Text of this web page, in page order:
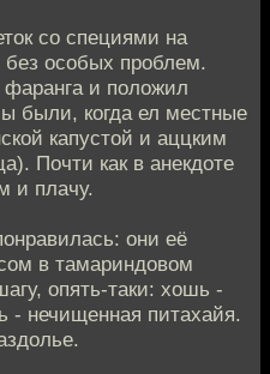
со специями на
без особых проблем.
и положил
были, когда ел местные
капустой и аццким
Почти как в анекдоте
и плачу.
они её
в тамариндовом
опять-таки: хошь -
нечищенная питахайя.